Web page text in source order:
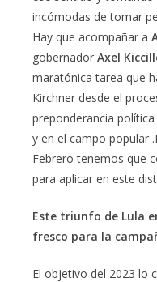
incómodas de tomar
Hay que acompañar a
gobernador Axel
maratónica tarea que
Kirchner desde el
preponderancia
y en el campo popular
Febrero tenemos que
para aplicar en este
Este triunfo de Lula
fresco para la
El objetivo del 2023 lo